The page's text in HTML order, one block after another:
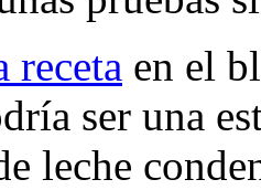
receta en el
ser una
leche